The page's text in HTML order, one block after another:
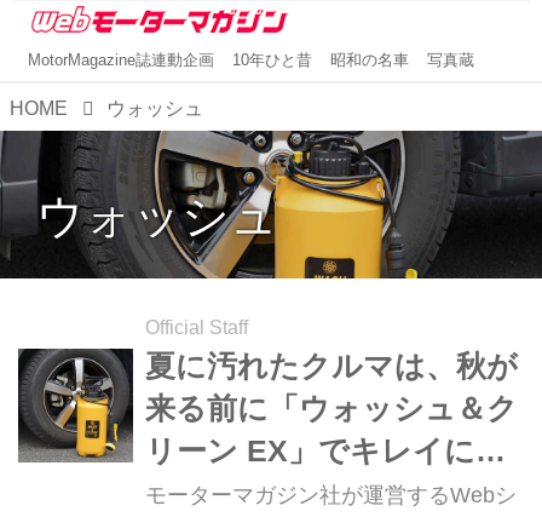
MotorMagazine誌連動企画 10年ひと昔 昭和の名車 写真蔵
HOME ウォッシュ
ウォッシュ
Official Staff
夏に汚れたクルマは、秋が
来る前に「ウォッシュ＆ク
リーン EX」でキレイにし
ておきたい！【MMスタイ
モーターマガジン社が運営するWebシ